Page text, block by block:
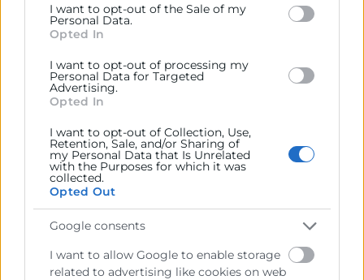
below specified purposes in below Google consent
section.
I want to opt-out of the Sale of my
Personal Data.
Opted In
I want to opt-out of processing my
Personal Data for Targeted
Advertising.
Opted In
I want to opt-out of Collection, Use,
Retention, Sale, and/or Sharing of
my Personal Data that Is Unrelated
with the Purposes for which it was
collected.
Opted Out
Google consents
I want to allow Google to enable storage
related to advertising like cookies on web
Consulta tu crédito
formativo
Solicita tu ayuda